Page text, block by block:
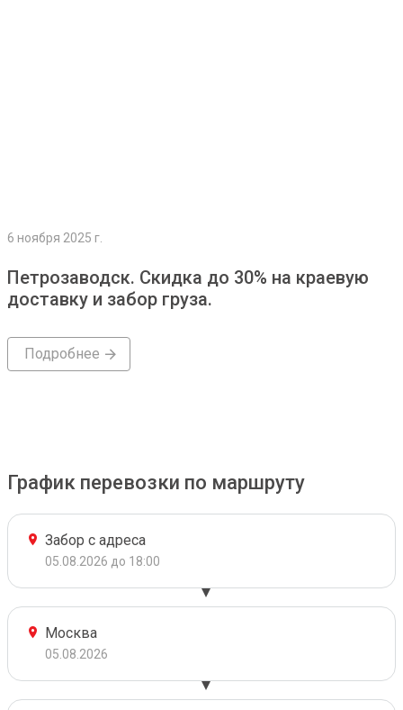
6 ноября 2025 г.
Петрозаводск. Скидка до 30% на краевую
доставку и забор груза.
Подробнее
График перевозки по маршруту
Забор с адреса
05.08.2026 до 18:00
Москва
05.08.2026